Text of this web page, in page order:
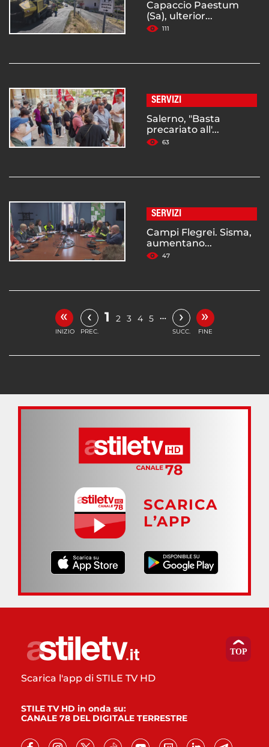
Capaccio Paestum
(Sa), ulterior...
111
SERVIZI
Salerno, "Basta
precariato all'...
63
SERVIZI
Campi Flegrei. Sisma,
aumentano...
47
«
INIZIO
‹
PREC.
1 2 3 4 5 … ›
SUCC.
»
FINE
SCARICA
L’APP
Scarica l'app di STILE TV HD
STILE TV HD in onda su:
CANALE 78 DEL DIGITALE TERRESTRE